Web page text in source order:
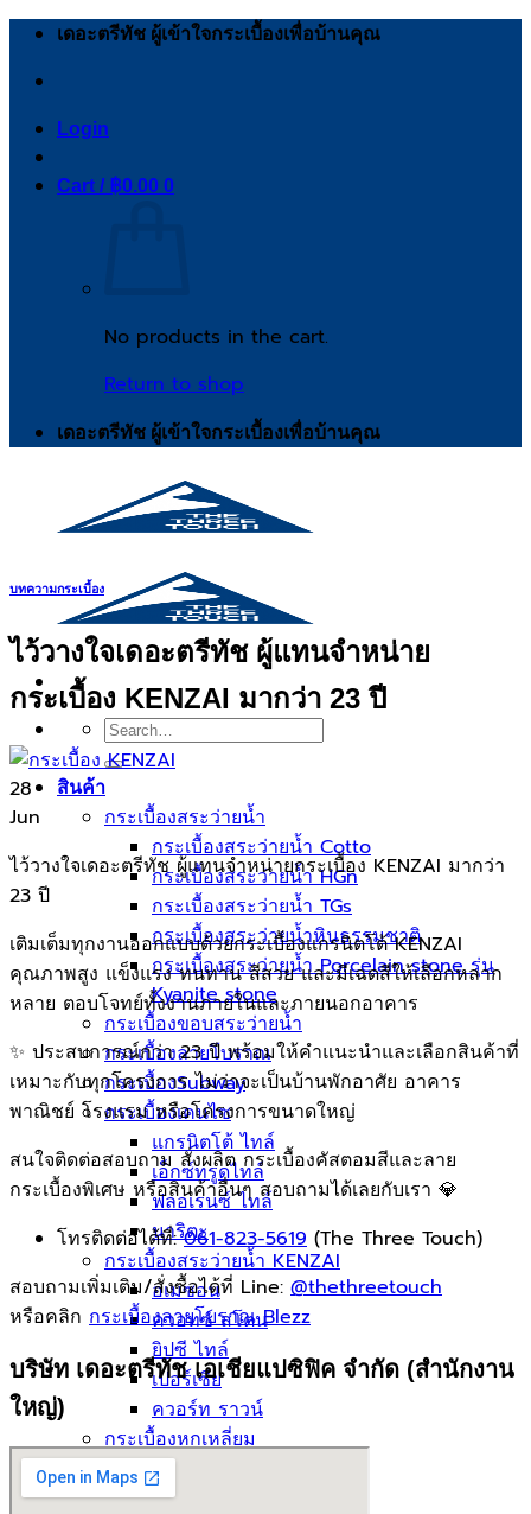
Skip
content
เดอะตรีทัช ผู้เข้าใจกระเบื้องเพื่อบ้านคุณ
Login
Cart / ฿0.00 0
No products in the cart.
Return to shop
เดอะตรีทัช ผู้เข้าใจกระเบื้องเพื่อบ้านคุณ
Search
for:
สินค้า
กระเบื้องสระว่ายนํ้า
กระเบื้องสระว่ายน้ำ Cotto
กระเบื้องสระว่ายน้ำ HGn
กระเบื้องสระว่ายน้ำ TGs
กระเบื้องสระว่ายน้ำหินธรรมชาติ
กระเบื้องสระว่ายนํ้า Porcelain stone รุ่น
Kyanite stone
กระเบื้องขอบสระว่ายน้ำ
กระเบื้องลายโบราณ
กระเบื้องSubway
กระเบื้องเคนไซ
แกรนิตโต้ ไทล์
เอ็กซ์ทรูดไทล์
ฟลอเรนซ์ ไทล์
นาริตะ
กระเบื้องสระว่ายน้ำ KENZAI
อเมซอน
ควอทซ์ สโตน
ยิปซี ไทล์
เปอร์เซีย
ควอร์ท ราวน์
กระเบื้องหกเหลี่ยม
อ่างล้างหน้าเซรามิค
ปูนกาวยาเเนวจระเข้
บทความกระเบื้อง
ไว้วางใจเดอะตรีทัช ผู้แทนจำหน่าย
กระเบื้อง KENZAI มากว่า 23 ปี
28
Jun
ไว้วางใจเดอะตรีทัช ผู้แทนจำหน่ายกระเบื้อง KENZAI มากว่า
23 ปี
เติมเต็มทุกงานออกแบบด้วยกระเบื้องแกรนิตโต้ KENZAI
คุณภาพสูง แข็งแรง ทนทาน สีสวย และมีเฉดสีให้เลือกหลาก
หลาย ตอบโจทย์ทั้งงานภายในและภายนอกอาคาร
✨ ประสบการณ์กว่า 23 ปี พร้อมให้คำแนะนำและเลือกสินค้าที่
เหมาะกับทุกโครงการ ไม่ว่าจะเป็นบ้านพักอาศัย อาคาร
พาณิชย์ โรงแรม หรือโครงการขนาดใหญ่
สนใจติดต่อสอบถาม สั่งผลิต กระเบื้องคัสตอมสีและลาย
กระเบื้องพิเศษ หรือสินค้าอื่นๆ สอบถามได้เลยกับเรา 💎
โทรติดต่อได้ที่:061-823-5619 (The Three Touch)
สอบถามเพิ่มเติม/สั่งซื้อได้ที่ Line: @thethreetouch
หรือคลิก กระเบื้องลายโบราณ Blezz
บริษัท เดอะตรีทัช เอเชียแปซิฟิค จำกัด (สำนักงาน
ใหญ่)